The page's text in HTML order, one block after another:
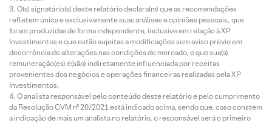
O(s) signatário(s) deste relatório declara(m) que as recomendações
refletem única e exclusivamente suas análises e opiniões pessoais, que
foram produzidas de forma independente, inclusive em relação à XP
Investimentos e que estão sujeitas a modificações sem aviso prévio em
decorrência de alterações nas condições de mercado, e que sua(s)
remuneração(es) é(são) indiretamente influenciada por receitas
provenientes dos negócios e operações financeiras realizadas pela XP
Investimentos.
O analista responsável pelo conteúdo deste relatório e pelo cumprimento
da Resolução CVM nº 20/2021 está indicado acima, sendo que, caso constem
a indicação de mais um analista no relatório, o responsável será o primeiro